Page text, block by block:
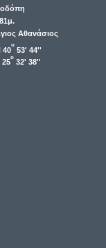
Αθανάσιος
40
o
53' 44''
25
o
32' 38''